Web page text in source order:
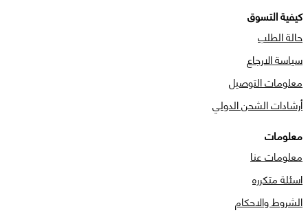
كيفية التسوق
حالة الطلب
سياسة الارجاع
معلومات التوصيل
أرشادات الشحن الدولي
معلومات
معلومات عنا
اسئلة متكرره
الشروط والاحكام